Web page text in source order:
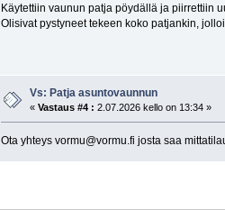
Käytettiin vaunun patja pöydällä ja piirrettiin
Olisivat pystyneet tekeen koko patjankin,
Vs: Patja asuntovaunnun
«Vastaus #4 : 2.07.2026 kello on 13:34 »
Ota yhteys vormu@vormu.fi josta saa